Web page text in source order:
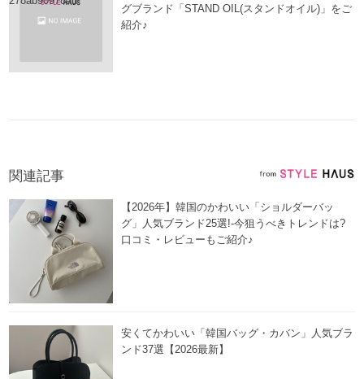
グブランド「STAND OIL(スタンドオイル)」をご
紹介♪
関連記事
【2026年】韓国のかわいい「ショルダーバッ
グ」人気ブランド25選!-今狙うべきトレンドは?
口コミ・レビューもご紹介♪
安くてかわいい「韓国バッグ・カバン」人気ブラ
ンド37選【2026最新】